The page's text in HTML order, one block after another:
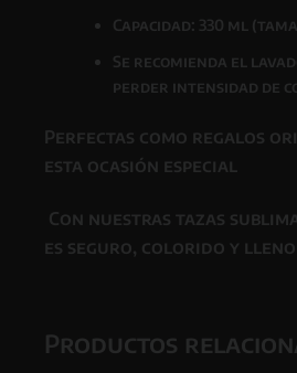
Capacidad: 330 ml
Se recomienda el
perder intensidad de
Perfectas como regalos
esta ocasión especial
Con nuestras tazas
es seguro, colorido y
Productos